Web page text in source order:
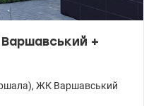
+
, ЖК Варшавський